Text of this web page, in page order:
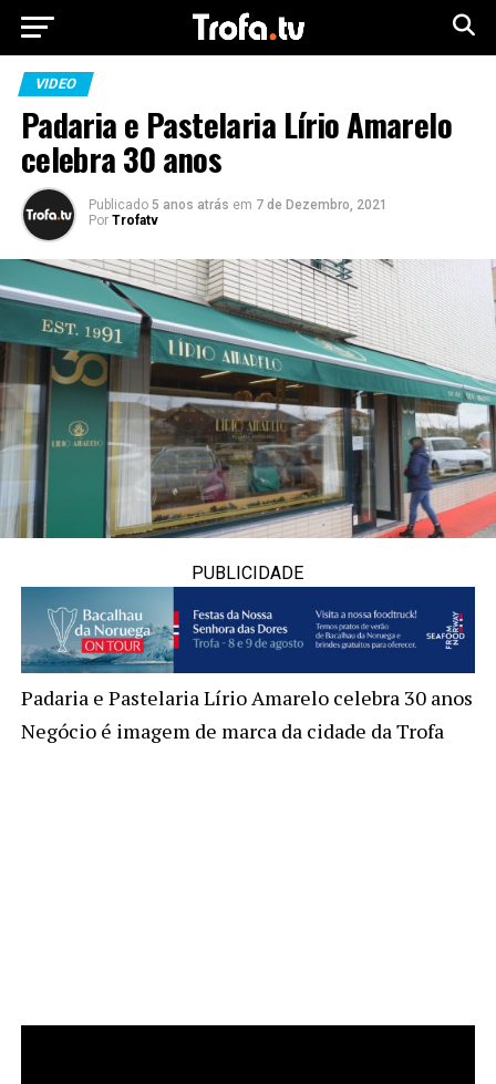
VIDEO
Padaria e Pastelaria Lírio Amarelo
celebra 30 anos
Publicado 5 anos atrás em 7 de Dezembro, 2021
Por Trofatv
PUBLICIDADE
Padaria e Pastelaria Lírio Amarelo celebra 30 anos
Negócio é imagem de marca da cidade da Trofa